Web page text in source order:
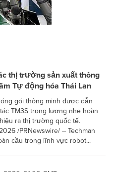
thị trường sản xuất thông
Tự động hóa Thái Lan
gói thông minh được dẫn
TM3S trọng lượng nhẹ hoàn
ra thị trường quốc tế.
/PRNewswire/ -- Techman
cầu trong lĩnh vực robot...